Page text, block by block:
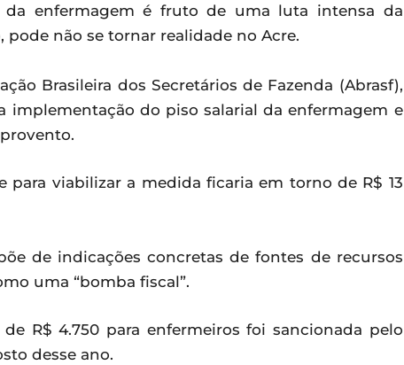
da enfermagem é fruto de uma luta intensa da
não se tornar realidade no Acre.
Brasileira dos Secretários de Fazenda (Abrasf),
implementação do piso salarial da enfermagem e
viabilizar a medida ficaria em torno de R$ 13
de indicações concretas de fontes de recursos
uma “bomba fiscal”.
R$ 4.750 para enfermeiros foi sancionada pelo
desse ano.